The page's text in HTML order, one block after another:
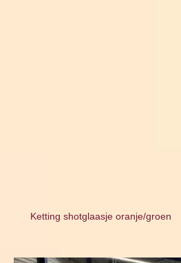
Ketting shotglaasje oranje/groen